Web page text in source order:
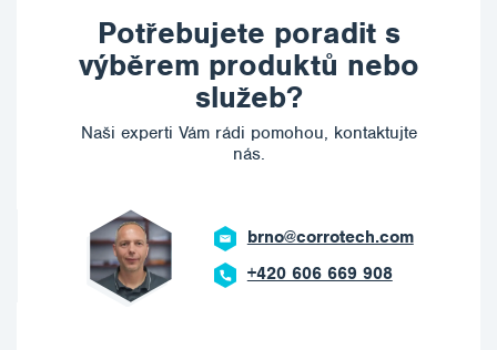
Potřebujete poradit s
výběrem produktů nebo
služeb?
Naši experti Vám rádi pomohou, kontaktujte
nás.
brno@corrotech.com
+420 606 669 908